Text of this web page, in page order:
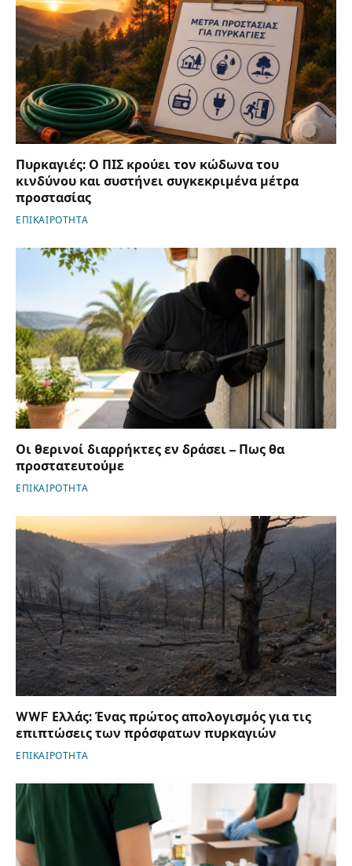
Πυρκαγιές: Ο ΠΙΣ κρούει τον κώδωνα του
κινδύνου και συστήνει συγκεκριμένα μέτρα
προστασίας
ΕΠΙΚΑΙΡΟΤΗΤΑ
Οι θερινοί διαρρήκτες εν δράσει – Πως θα
προστατευτούμε
ΕΠΙΚΑΙΡΟΤΗΤΑ
WWF Ελλάς: Ένας πρώτος απολογισμός για τις
επιπτώσεις των πρόσφατων πυρκαγιών
ΕΠΙΚΑΙΡΟΤΗΤΑ